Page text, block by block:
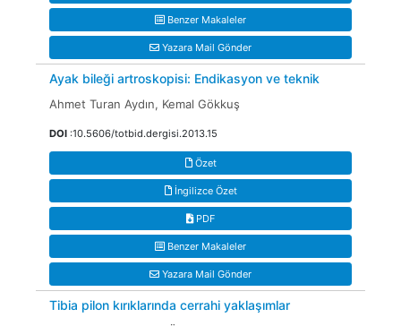
Benzer Makaleler
Yazara Mail Gönder
Ayak bileği artroskopisi: Endikasyon ve teknik
Ahmet Turan Aydın, Kemal Gökkuş
DOI :10.5606/totbid.dergisi.2013.15
Özet
İngilizce Özet
PDF
Benzer Makaleler
Yazara Mail Gönder
Tibia pilon kırıklarında cerrahi yaklaşımlar